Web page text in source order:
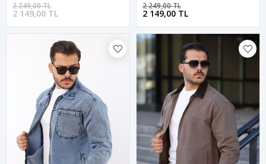
2 149,00 TL
2 249,00 TL
2 149,00 TL
2 249,00 TL